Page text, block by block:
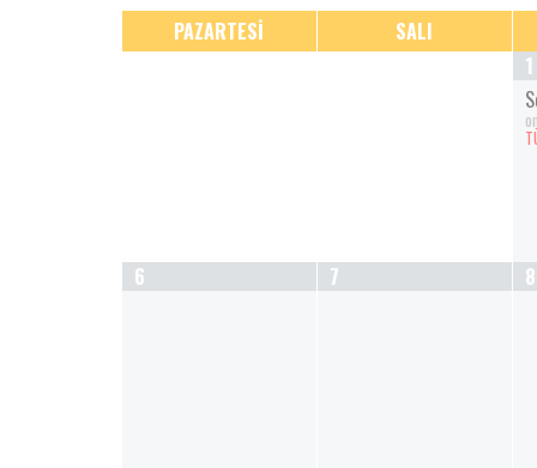
PAZARTESİ
SALI
1
6 7 8